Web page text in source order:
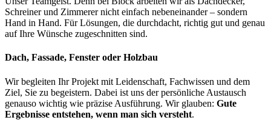
Schreiner und Zimmerer nicht einfach nebeneinander – sondern
Hand in Hand. Für Lösungen, die durchdacht, richtig gut und genau
auf Ihre Wünsche zugeschnitten sind.
Dach, Fassade, Fenster oder Holzbau
Wir begleiten Ihr Projekt mit Leidenschaft, Fachwissen und dem
Ziel, Sie zu begeistern. Dabei ist uns der persönliche Austausch
genauso wichtig wie präzise Ausführung. Wir glauben: Gute
Ergebnisse entstehen, wenn man sich versteht.